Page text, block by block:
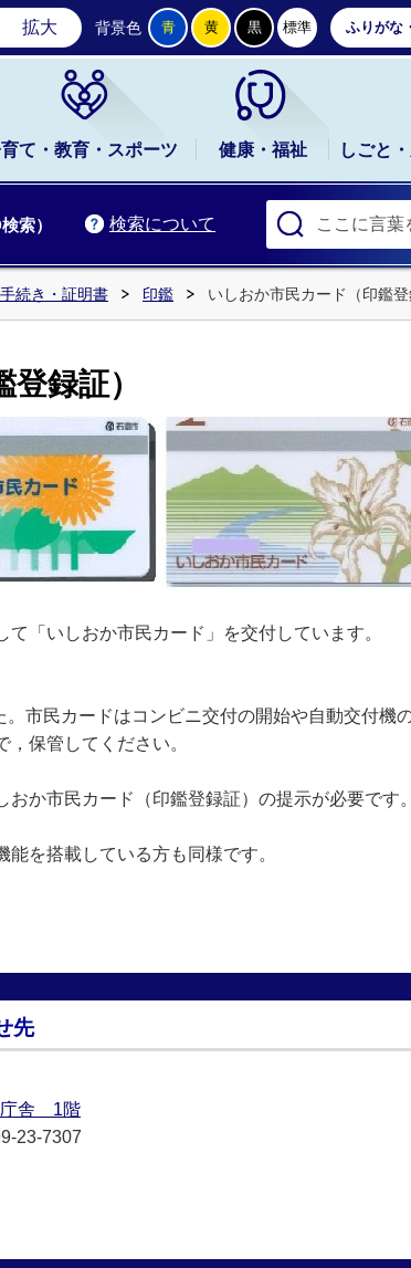
式ホームページ
拡大 背景色 青 黄 黒 標準 ふりがな
て・教育・スポーツ 健康・福祉 しごと
検索について
索）
続き・証明書 印鑑 いしおか市民カード（印鑑
録証）
証として「いしおか市民カード」を交
市民カードはコンビニ交付の開始や自動交付機
保管してください。
おか市民カード（印鑑登録証）の提示が必要です
を搭載している方も同様です。
先
舎 1階
23-7307